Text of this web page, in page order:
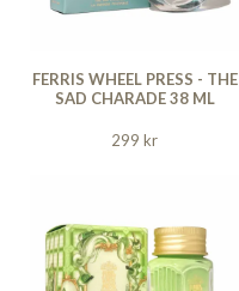
FERRIS WHEEL PRESS - THE
SAD CHARADE 38 ML
299 kr